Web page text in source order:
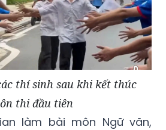
thí sinh sau khi kết thúc
thi đầu tiên
làm bài môn Ngữ văn,